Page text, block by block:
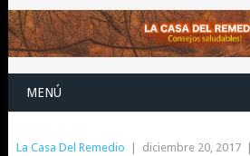
MENÚ
La Casa Del Remedio diciembre 20, 2017